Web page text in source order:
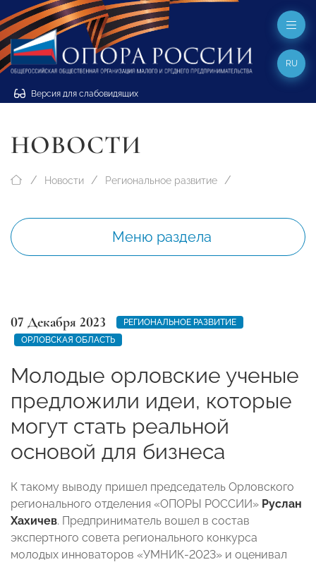
Версия для слабовидящих
RU
НОВОСТИ
Новости Региональное развитие
Меню раздела
07 Декабря 2023
РЕГИОНАЛЬНОЕ РАЗВИТИЕ
ОРЛОВСКАЯ ОБЛАСТЬ
Молодые орловские ученые
предложили идеи, которые
могут стать реальной
основой для бизнеса
К такому выводу пришел председатель Орловского
регионального отделения «ОПОРЫ РОССИИ» Руслан
Хахичев. Предприниматель вошел в состав
экспертного совета регионального конкурса
молодых инноваторов «УМНИК-2023» и оценивал